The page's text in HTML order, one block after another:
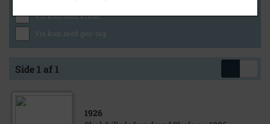
Vis kun med kilder
Vis kun med geo-tag
Side 1 af 1
1926